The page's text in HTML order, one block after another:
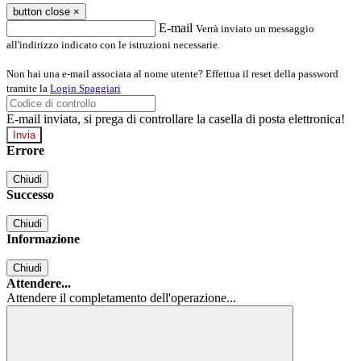
button close ×
E-mail Verrà inviato un messaggio
all'indirizzo indicato con le istruzioni necessarie.
Non hai una e-mail associata al nome utente? Effettua il reset della password
tramite la Login Spaggiari
E-mail inviata, si prega di controllare la casella di posta elettronica!
Errore
Chiudi
Successo
Chiudi
Informazione
Chiudi
Attendere...
Attendere il completamento dell'operazione...